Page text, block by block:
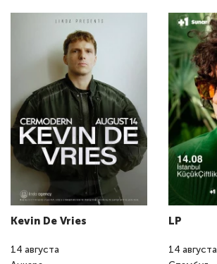
Kevin De Vries
14 августа
LP
14 августа